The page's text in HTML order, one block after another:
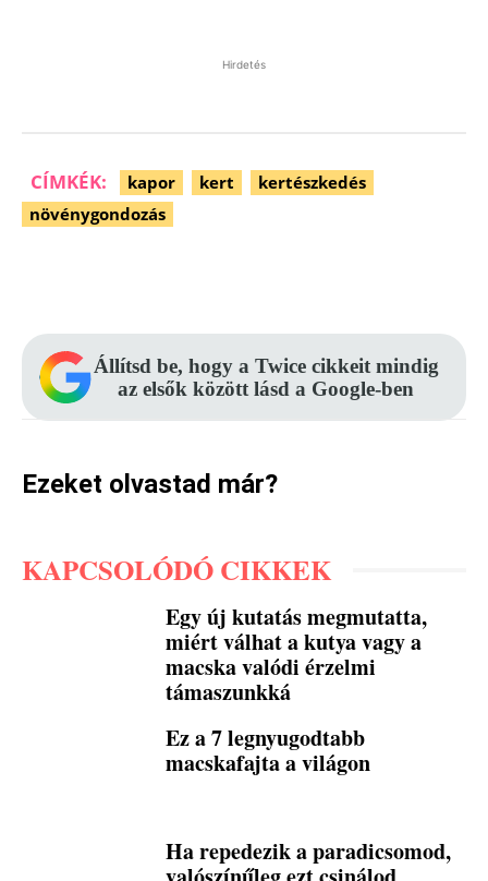
Hirdetés
CÍMKÉK: kapor kert
kertészkedés
növénygondozás
Állítsd be, hogy a Twice cikkeit mindig
az elsők között lásd a Google-ben
Ezeket olvastad már?
KAPCSOLÓDÓ CIKKEK
Egy új kutatás megmutatta,
miért válhat a kutya vagy a
macska valódi érzelmi
támaszunkká
Ez a 7 legnyugodtabb
macskafajta a világon
Ha repedezik a paradicsomod,